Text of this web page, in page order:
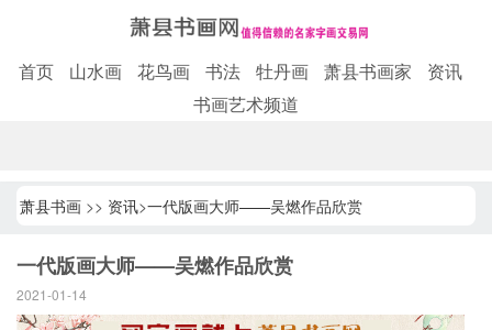
首页 山水画 花鸟画 书法 牡丹画 萧县书画家
资讯
书画艺术频道
萧县书画>> 资讯>一代版画大师——吴燃作品欣赏
一代版画大师——吴燃作品欣赏
2021-01-14